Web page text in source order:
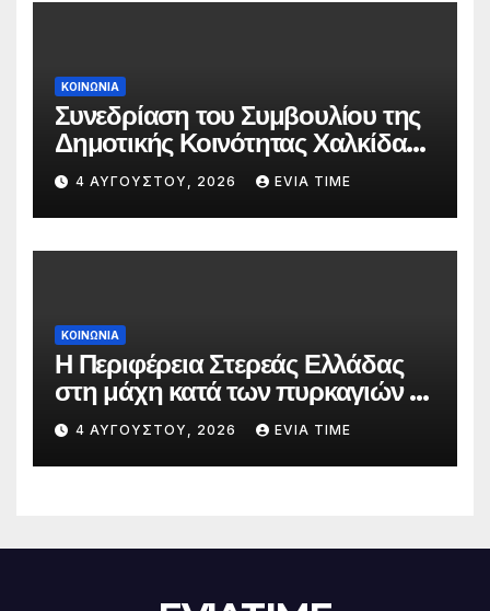
ΚΟΙΝΩΝΙΑ
Συνεδρίαση του Συμβουλίου της
Δημοτικής Κοινότητας Χαλκίδας
την 5 Αυγούστου
4 ΑΥΓΟΎΣΤΟΥ, 2026 EVIA TIME
ΚΟΙΝΩΝΙΑ
Η Περιφέρεια Στερεάς Ελλάδας
στη μάχη κατά των πυρκαγιών –
Δράσεις και στήριξη σε πέντε
περιφερειακές ενότητες
4 ΑΥΓΟΎΣΤΟΥ, 2026 EVIA TIME